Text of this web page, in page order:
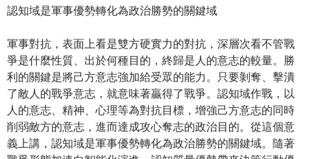
認知域是軍事優勢轉化為政治勝勢的關鍵域
軍事對抗，表面上看是雙方硬實力的對抗，深層次看不管戰
爭是什麼性質、出於何種目的，終歸是人的意志的較量。勝
利的關鍵是將己方意志強加給受眾的能力。只要剝奪、擊潰
了敵人的戰爭意志，就意味著贏得了戰爭。認知域作戰，以
人的意志、精神、心理等為對抗目標，增強己方意志的同時
削弱敵方的意志，進而達成攻心奪志的政治目的。從這個意
義上講，認知域是軍事優勢轉化為政治勝勢的關鍵域。隨著